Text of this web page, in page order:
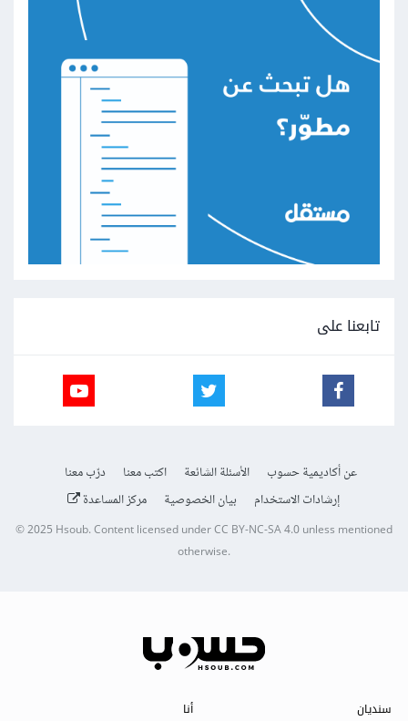
تابعنا على
عن أكاديمية حسوب الأسئلة الشائعة اكتب معنا
درّب معنا
إرشادات الاستخدام
بيان الخصوصية مركز المساعدة
© 2025Hsoub.Content licensed underCC BY-NC-SA 4.0unless mentioned
otherwise.